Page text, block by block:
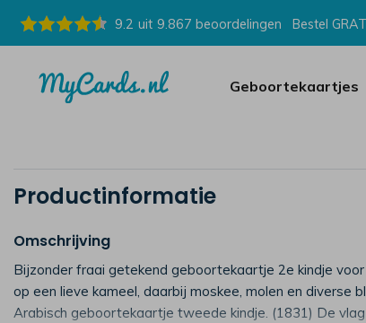
9.2 uit 9.867 beoordelingen Bestel
Geboortekaartjes
Productinformatie
Omschrijving
Bijzonder fraai getekend geboortekaartje 2e kindje voor
op een lieve kameel, daarbij moskee, molen en diverse
Arabisch geboortekaartje tweede kindje. (1831) De